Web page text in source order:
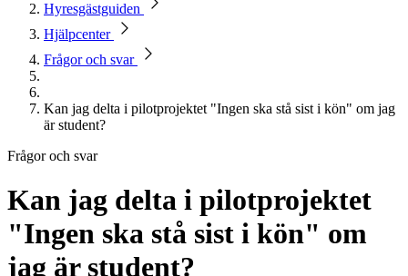
Hyresgästguiden
Hjälpcenter
Frågor och svar
Kan jag delta i pilotprojektet "Ingen ska stå sist i kön" om jag
är student?
Frågor och svar
Kan jag delta i pilotprojektet
"Ingen ska stå sist i kön" om
jag är student?